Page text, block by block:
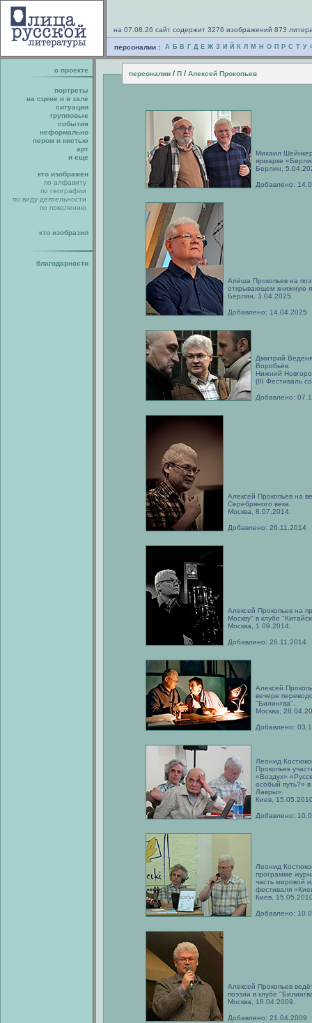
на 07.08.26 сайт содержит 3276 изображений 873
персоналии : А Б В Г Д Е Ж З И Й К Л М Н О П Р С Т У
о проекте персоналии / П / Алексей Прокопьев
портреты
на сцене и в зале
ситуации
групповые
события
неформально
пером и кистью
арт
и еще
кто изображен
по алфавиту
по географии
по виду деятельности
по поколению
кто изобразил
благодарности
Михаил
ярмарке
Берлин,
Добавлено:
Алёша Прокопьев на
открывающем книжную
Берлин, 3.04.2025.
Добавлено: 14.04.2025
Дмитрий
Воробьёв.
Нижний
(III Фестиваль
Добавлено:
Алексей Прокопьев на
Серебряного века.
Москва, 8.07.2014.
Добавлено: 26.11.2014
Алексей Прокопьев на
Москву" в клубе
Москва, 1.09.2014.
Добавлено: 26.11.2014
Алексей
вечере
"Билингва".
Москва,
Добавлено:
Леонид
Прокопьев
«Воздух»
особый путь?»
Лавры».
Киев,
Добавлено:
Леонид
программе
часть мировой
фестиваля
Киев,
Добавлено:
Алексей Прокопьев
поэзии в клубе
Москва, 18.04.2009.
Добавлено: 21.04.2009